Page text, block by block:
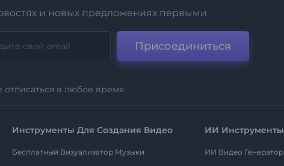
и новых предложениях первыми
Присоединиться
в любое время
Инструменты Для Создания Видео
Бесплатный Визуализатор Музыки
ИИ Инструменты
ИИ Видео Генератор